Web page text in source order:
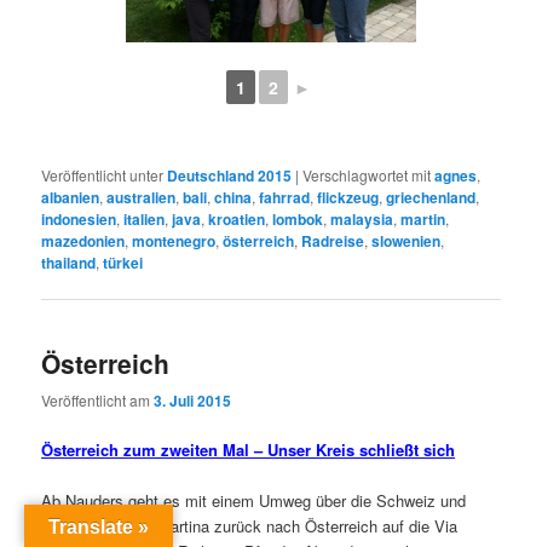
1 2 ►
Veröffentlicht unter Deutschland 2015 |Verschlagwortet mitagnes,
albanien,australien,bali,china,fahrrad,flickzeug,griechenland,
indonesien,italien,java,kroatien,lombok,malaysia,martin,
mazedonien,montenegro,österreich, Radreise,slowenien,
thailand,türkei
Österreich
Veröffentlicht am3. Juli 2015
Österreich zum zweiten Mal – Unser Kreis schließt sich
Ab Nauders geht es mit einem Umweg über die Schweiz und
dem kleinen Ort Martina zurück nach Österreich auf die Via
Translate »